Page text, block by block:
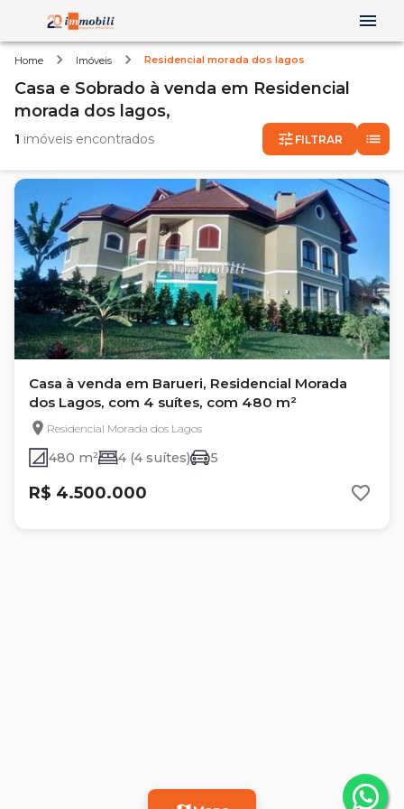
Home Imóveis Residencial morada dos lagos
Casa e Sobrado à venda em Residencial
morada dos lagos,
1 imóveis encontrados FILTRAR
Casa à venda em Barueri, Residencial Morada
dos Lagos, com 4 suítes, com 480 m²
Residencial Morada dos Lagos
480 m² 4 (4 suítes) 5
R$ 4.500.000